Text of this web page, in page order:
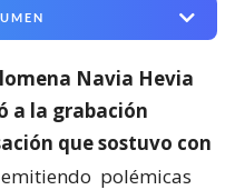
Navia Hevia
a la grabación
que sostuvo con
emitiendo polémicas